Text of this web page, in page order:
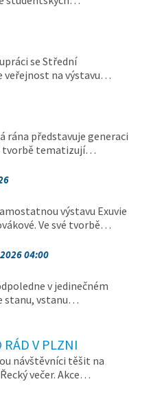
se Střední
veřejnost na výstavu…
rána představuje generaci
tvorbě tematizují…
výstavu Exuvie
Ve své tvorbě…
04:00
v jedinečném
stanu, vstanu…
V PLZNI
návštěvníci těšit na
večer. Akce…